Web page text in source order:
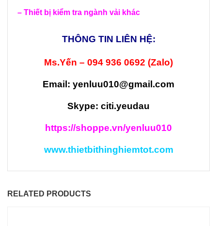
– Thiết bị kiểm tra ngành vải khác
THÔNG TIN LIÊN HỆ:
Ms.Yến – 094 936 0692 (Zalo)
Email: yenluu010@gmail.com
Skype: citi.yeudau
https://shoppe.vn/yenluu010
www.thietbithinghiemtot.com
RELATED PRODUCTS